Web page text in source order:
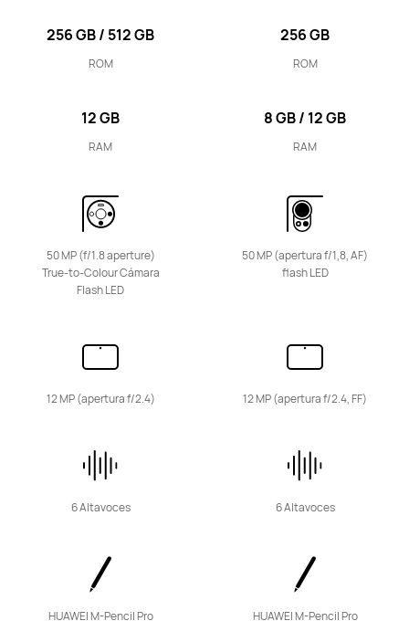
256 GB / 512 GB
ROM
12 GB
RAM
50 MP (f/1.8 aperture)
True-to-Colour Cámara
Flash LED
12 MP (apertura f/2.4)
6 Altavoces
HUAWEI M-Pencil Pro
256 GB
ROM
8 GB / 12 GB
RAM
50 MP (apertura f/1,8, AF)
flash LED
12 MP (apertura f/2.4, FF)
6 Altavoces
HUAWEI M-Pencil Pro